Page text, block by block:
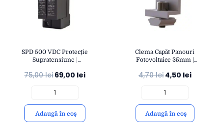
SPD 500 VDC Protecție
Supratensiune |
40KA | Montaj Șină DIN
75,00lei69,00 lei
Adaugă în coș
Clema Capăt Panouri
Fotovoltaice 35mm |
| Montaj Structuri Solare |
4,70lei 4,50 lei
Adaugă în coș